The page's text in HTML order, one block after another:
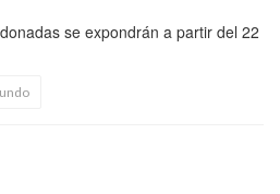
se expondrán a partir del 22